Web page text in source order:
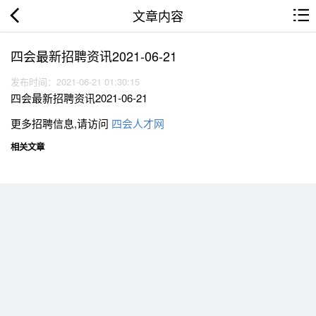
文章内容
四会最新招聘资讯2021-06-21
发布时间：2021-06-21 01:30:15
四会最新招聘资讯2021-06-21
更多招聘信息,请访问 四会人才网
相关文章